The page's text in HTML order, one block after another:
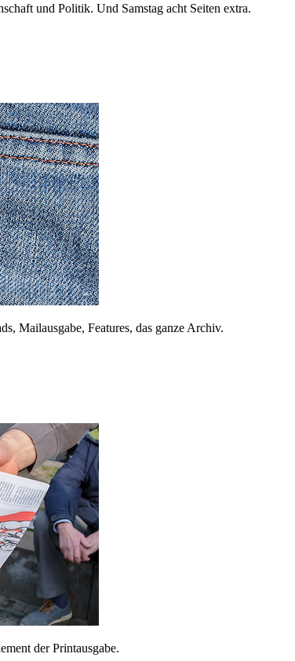
und Politik. Und Samstag acht Seiten extra.
Mailausgabe, Features, das ganze Archiv.
der Printausgabe.